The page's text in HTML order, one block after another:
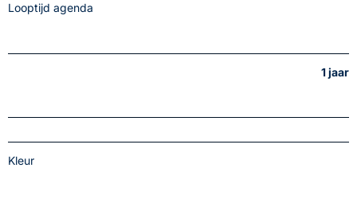
Looptijd agenda
1 jaar
Kleur